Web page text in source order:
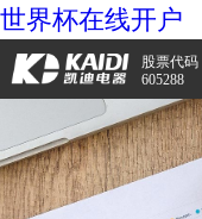
世界杯在线开户
股票代码
605288